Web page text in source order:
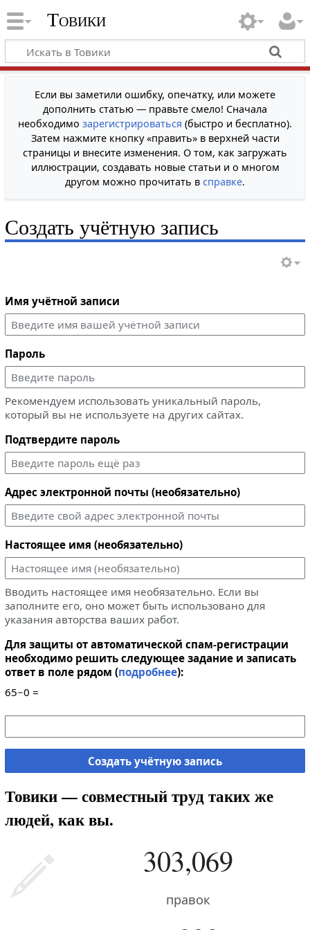
Товики
Если вы заметили ошибку, опечатку, или можете
дополнить статью — правьте смело! Сначала
необходимо зарегистрироваться (быстро и бесплатно).
Затем нажмите кнопку «править» в верхней части
страницы и внесите изменения. О том, как загружать
иллюстрации, создавать новые статьи и о многом
другом можно прочитать в справке.
Создать учётную запись
Имя учётной записи
Пароль
Рекомендуем использовать уникальный пароль,
который вы не используете на других сайтах.
Подтвердите пароль
Адрес электронной почты (необязательно)
Настоящее имя (необязательно)
Вводить настоящее имя необязательно. Если вы
заполните его, оно может быть использовано для
указания авторства ваших работ.
Для защиты от автоматической спам-регистрации
необходимо решить следующее задание и записать
ответ в поле рядом (подробнее):
65−0 =
Создать учётную запись
Товики — совместный труд таких же
людей, как вы.
303,069
правок